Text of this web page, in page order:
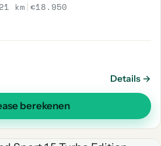
km |€18.950
Details →
berekenen